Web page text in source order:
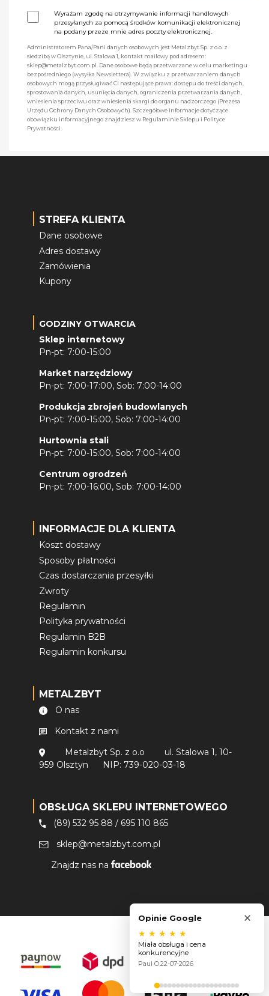
Wyrażam zgodę na otrzymywanie informacji handlowych
przesyłanych za pomocą środków komunikacji elektronicznej
na podany przeze mnie adres poczty elektronicznej.
Administratorem Pana/Pani danych osobowych jest Metalzbyt Sp. z o.o. z
siedzibą w Olsztynie, ul. Stalowa 1, kontakt mailowy pod adresem:
sklep@metalzbyt.com.pl. Dane osobowe będą przetwarzane w celu marketingu
bezpośredniego (wysyłka Newslettera). W związku z przetwarzaniem danych
osobowych mogą przysługiwać Ci następujące prawa: dostępu do treści danych,
sprostowania danych, usunięcia danych, ograniczenia przetwarzania danych,
wniesienia sprzeciwu oraz wniesienia skargi do organu nadzorczego (Prezesa
Urzędu Ochrony Danych Osobowych). Szczegółowe informacje dotyczące
obowiązku informacyjnego znajdziesz w Regulaminie Sklepu i Polityce
Prywatności.
STREFA KLIENTA
Dane osobowe
Adres dostawy
Zamówienia
Kupony
GODZINY OTWARCIA
Sklep internetowy
Pn-pt: 7:00-15:00
Market narzędziowy
Pn-pt: 7:00-17:00, Sob: 7:00-14:00
Produkcja zbrojeń budowlanych
Pn-pt: 7:00-15:00, Sob: 7:00-14:00
Hurtownia stali
Pn-pt: 7:00-15:00, Sob: 7:00-14:00
Centrum ogrodzeń
Pn-pt: 7:00-16:00, Sob: 7:00-14:00
INFORMACJE DLA KLIENTA
Koszt dostawy
Sposoby płatności
Czas dostarczania przesyłki
Zwroty
Regulamin
Polityka prywatności
Regulamin B2B
Regulamin konkursu
METALZBYT
O nas
Kontakt z nami
Metalzbyt Sp. z o.o
ul. Stalowa 1, 10-
959 Olsztyn
NIP: 739-020-03-18
OBSŁUGA SKLEPU INTERNETOWEGO
(89) 532 95 88 / 695 110 865
sklep@metalzbyt.com.pl
Znajdz nas na
Opinie Google ×
★ ★ ★ ★ ★
Miała obsługa i cena
konkurencyjne
Paul O.22-07-2026